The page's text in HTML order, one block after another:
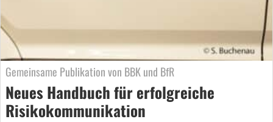
Gemeinsame Publikation von BBK und BfR
Neues Handbuch für erfolgreiche
Risikokommunikation